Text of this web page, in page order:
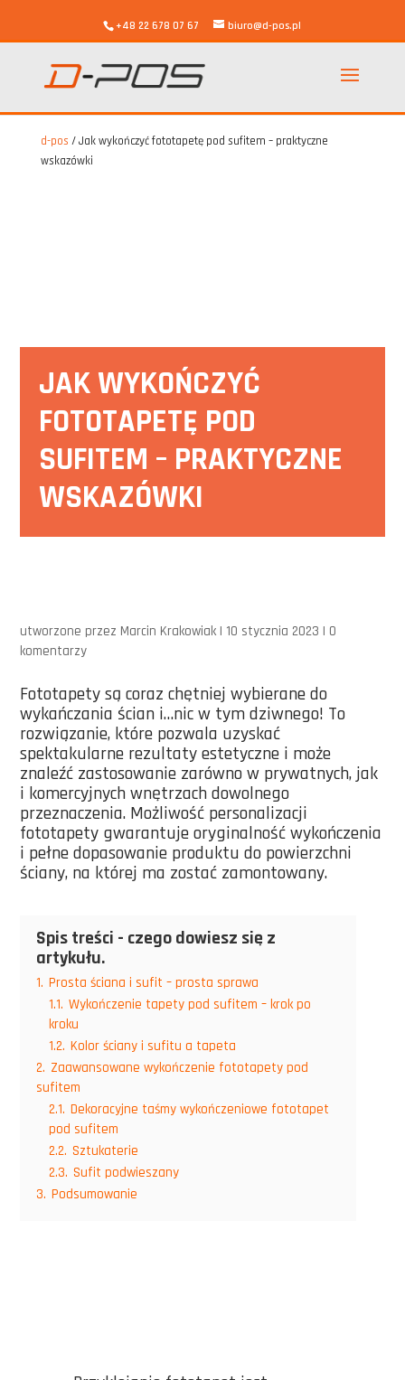
+48 22 678 07 67 biuro@d-pos.pl
d-pos /Jak wykończyć fototapetę pod sufitem – praktyczne
wskazówki
JAK WYKOŃCZYĆ
FOTOTAPETĘ POD
SUFITEM – PRAKTYCZNE
WSKAZÓWKI
utworzone przez Marcin Krakowiak | 10 stycznia 2023 | 0
komentarzy
Fototapety są coraz chętniej wybierane do
wykańczania ścian i…nic w tym dziwnego! To
rozwiązanie, które pozwala uzyskać
spektakularne rezultaty estetyczne i może
znaleźć zastosowanie zarówno w prywatnych, jak
i komercyjnych wnętrzach dowolnego
przeznaczenia. Możliwość personalizacji
fototapety gwarantuje oryginalność wykończenia
i pełne dopasowanie produktu do powierzchni
ściany, na której ma zostać zamontowany.
Spis treści - czego dowiesz się z
artykułu.
1. Prosta ściana i sufit – prosta sprawa
1.1. Wykończenie tapety pod sufitem – krok po
kroku
1.2. Kolor ściany i sufitu a tapeta
2. Zaawansowane wykończenie fototapety pod
sufitem
2.1. Dekoracyjne taśmy wykończeniowe fototapet
pod sufitem
2.2. Sztukaterie
2.3. Sufit podwieszany
3. Podsumowanie